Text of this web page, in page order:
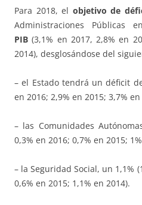
Para 2018, el objetivo de
Administraciones Públicas
PIB(3,1% en 2017, 2,8% en
2014), desglosándose del
– el Estado tendrá un déficit
en 2016; 2,9% en 2015; 3,7% en
– las Comunidades
0,3% en 2016; 0,7% en 2015;
– la Seguridad Social, un 1,1%
0,6% en 2015; 1,1% en 2014).